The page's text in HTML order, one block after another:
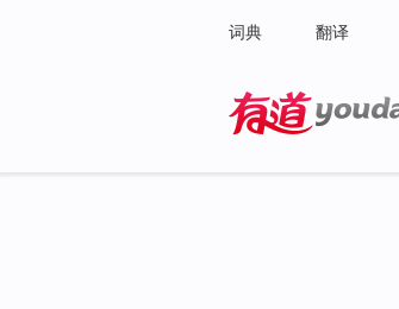
词典 翻译